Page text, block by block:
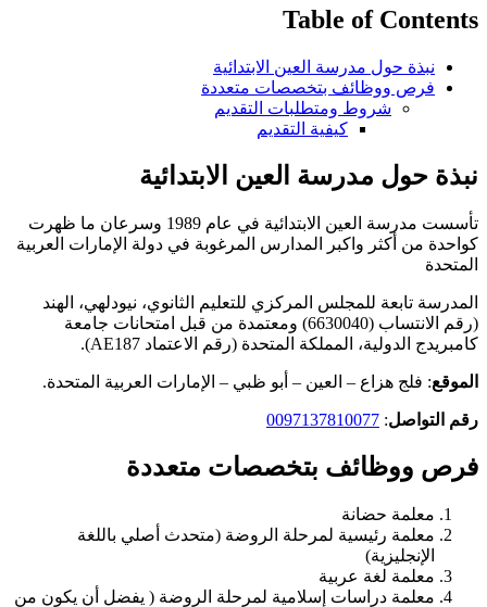
Table of Contents
نبذة حول مدرسة العين الابتدائية
فرص ووظائف بتخصصات متعددة
شروط ومتطلبات التقديم
كيفية التقديم
نبذة حول مدرسة العين الابتدائية
تأسست مدرسة العين الابتدائية في عام 1989 وسرعان ما ظهرت
كواحدة من أكثر واكبر المدارس المرغوبة في دولة الإمارات العربية
المتحدة
المدرسة تابعة للمجلس المركزي للتعليم الثانوي، نيودلهي، الهند
(رقم الانتساب (6630040) ومعتمدة من قبل امتحانات جامعة
كامبريدج الدولية، المملكة المتحدة (رقم الاعتماد AE187).
الموقع: فلج هزاع – العين – أبو ظبي – الإمارات العربية المتحدة.
رقم التواصل:
0097137810077
فرص ووظائف بتخصصات متعددة
معلمة حضانة
معلمة رئيسية لمرحلة الروضة (متحدث أصلي باللغة
الإنجليزية)
معلمة لغة عربية
معلمة دراسات إسلامية لمرحلة الروضة ( يفضل أن يكون من